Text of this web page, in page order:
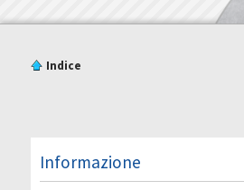
Indice
Informazione